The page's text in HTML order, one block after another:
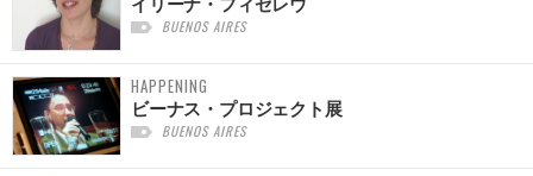
BUENOS AIRES
HAPPENING
ビーナス・プロジェクト展
BUENOS AIRES